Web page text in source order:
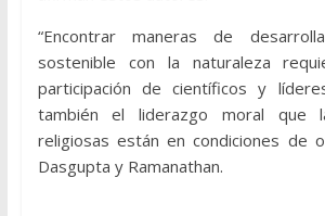
“Encontrar maneras de
sostenible con la naturaleza
participación de científicos y
también el liderazgo moral que
religiosas están en condiciones de
Dasgupta y Ramanathan.